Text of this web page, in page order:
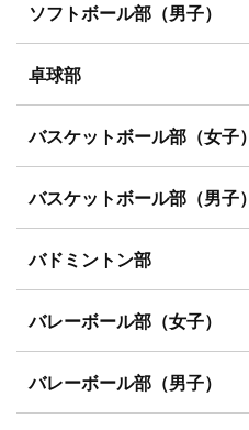
ソフトボール部（男子）
卓球部
バスケットボール部（女子）
バスケットボール部（男子）
バドミントン部
バレーボール部（女子）
バレーボール部（男子）